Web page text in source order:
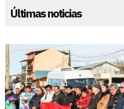
Últimas noticias